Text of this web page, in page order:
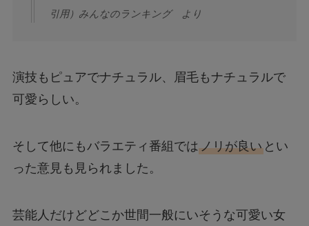
引用）みんなのランキング より
演技もピュアでナチュラル、眉毛もナチュラルで
可愛らしい。
そして他にもバラエティ番組ではノリが良いとい
った意見も見られました。
芸能人だけどどこか世間一般にいそうな可愛い女